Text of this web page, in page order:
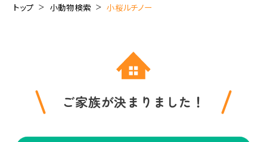
トップ 小動物検索 小桜ルチノー
ご家族が決まりました！